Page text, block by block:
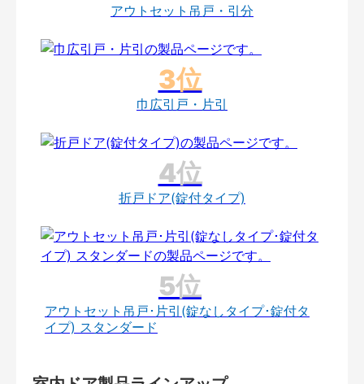
アウトセット吊戸・引分
巾広引戸・片引
折戸ドア(錠付タイプ)
アウトセット吊戸･片引(錠なしタイプ･錠付タ
イプ) スタンダード